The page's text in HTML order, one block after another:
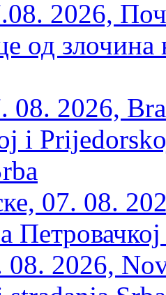
2026,
од злочина
08. 2026,
i
07. 08.
08. 2026,